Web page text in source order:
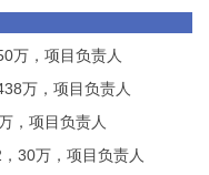
万，项目负责人
万，项目负责人
，项目负责人
， 30万，项目负责人